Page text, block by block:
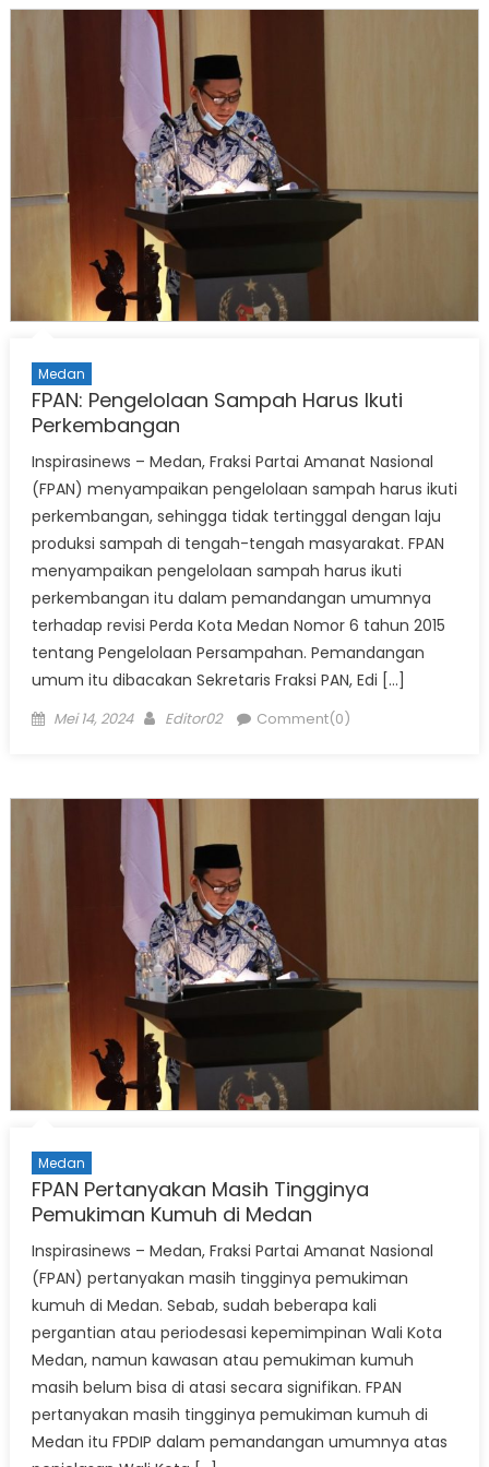
Medan
FPAN: Pengelolaan Sampah Harus Ikuti
Perkembangan
Inspirasinews – Medan, Fraksi Partai Amanat Nasional
(FPAN) menyampaikan pengelolaan sampah harus ikuti
perkembangan, sehingga tidak tertinggal dengan laju
produksi sampah di tengah-tengah masyarakat. FPAN
menyampaikan pengelolaan sampah harus ikuti
perkembangan itu dalam pemandangan umumnya
terhadap revisi Perda Kota Medan Nomor 6 tahun 2015
tentang Pengelolaan Persampahan. Pemandangan
umum itu dibacakan Sekretaris Fraksi PAN, Edi […]
Posted
Mei 14, 2024 Author
Editor02 Comment(0)
Medan
FPAN Pertanyakan Masih Tingginya
Pemukiman Kumuh di Medan
Inspirasinews – Medan, Fraksi Partai Amanat Nasional
(FPAN) pertanyakan masih tingginya pemukiman
kumuh di Medan. Sebab, sudah beberapa kali
pergantian atau periodesasi kepemimpinan Wali Kota
Medan, namun kawasan atau pemukiman kumuh
masih belum bisa di atasi secara signifikan. FPAN
pertanyakan masih tingginya pemukiman kumuh di
Medan itu FPDIP dalam pemandangan umumnya atas